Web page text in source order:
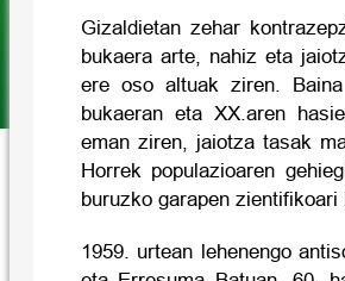
Gizaldietan zehar
bukaera arte, nahiz eta
ere oso altuak ziren.
bukaeran eta XX.aren
eman ziren, jaiotza tasak
Horrek populazioaren
buruzko garapen
1959. urtean lehenengo